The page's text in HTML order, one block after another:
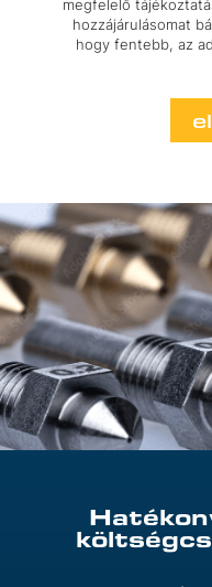
megfelelő
hozzájárulásomat
hogy fentebb, az